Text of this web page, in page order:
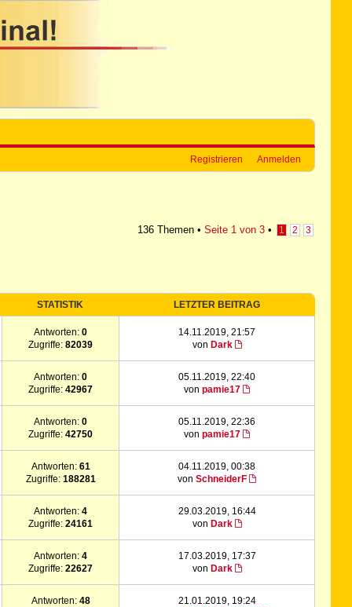
Registrieren Anmelden
136 Themen • Seite 1von 3• 1 2 3
STATISTIK LETZTER BEITRAG
Antworten:0
Zugriffe:82039
14.11.2019, 21:57
von Dark
Antworten:0
Zugriffe:42967
05.11.2019, 22:40
vonpamie17
Antworten:0
Zugriffe:42750
05.11.2019, 22:36
vonpamie17
Antworten: 61
Zugriffe: 188281
04.11.2019, 00:38
vonSchneiderF
Antworten:4
Zugriffe:24161
29.03.2019, 16:44
von Dark
Antworten:4
Zugriffe:22627
17.03.2019, 17:37
von Dark
Antworten: 48
21.01.2019, 19:24